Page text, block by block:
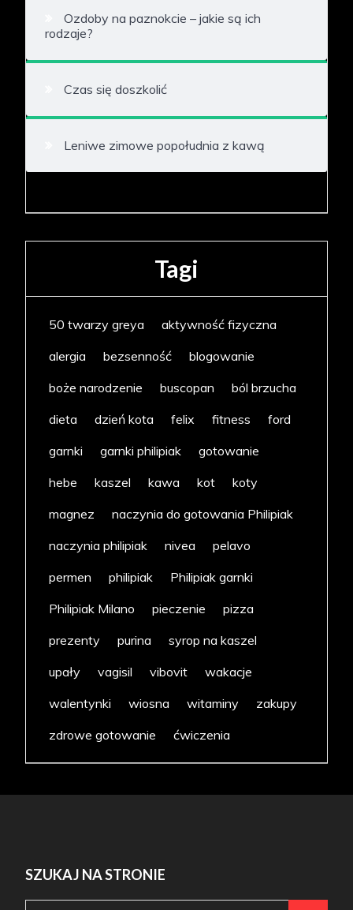
Ozdoby na paznokcie – jakie są ich
rodzaje?
Czas się doszkolić
Leniwe zimowe popołudnia z kawą
Tagi
50 twarzy greya
aktywność fizyczna
alergia
bezsenność
blogowanie
boże narodzenie
buscopan
ból brzucha
dieta
dzień kota felix fitness
ford
garnki
garnki philipiak
gotowanie
hebe
kaszel kawa kot
koty
magnez
naczynia do gotowania Philipiak
naczynia philipiak
nivea
pelavo
permen
philipiak
Philipiak garnki
Philipiak Milano
pieczenie
pizza
prezenty
purina
syrop na kaszel
upały
vagisil vibovit
wakacje
walentynki
wiosna witaminy
zakupy
zdrowe gotowanie
ćwiczenia
SZUKAJ NA STRONIE